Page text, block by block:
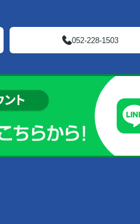
052-228-1503